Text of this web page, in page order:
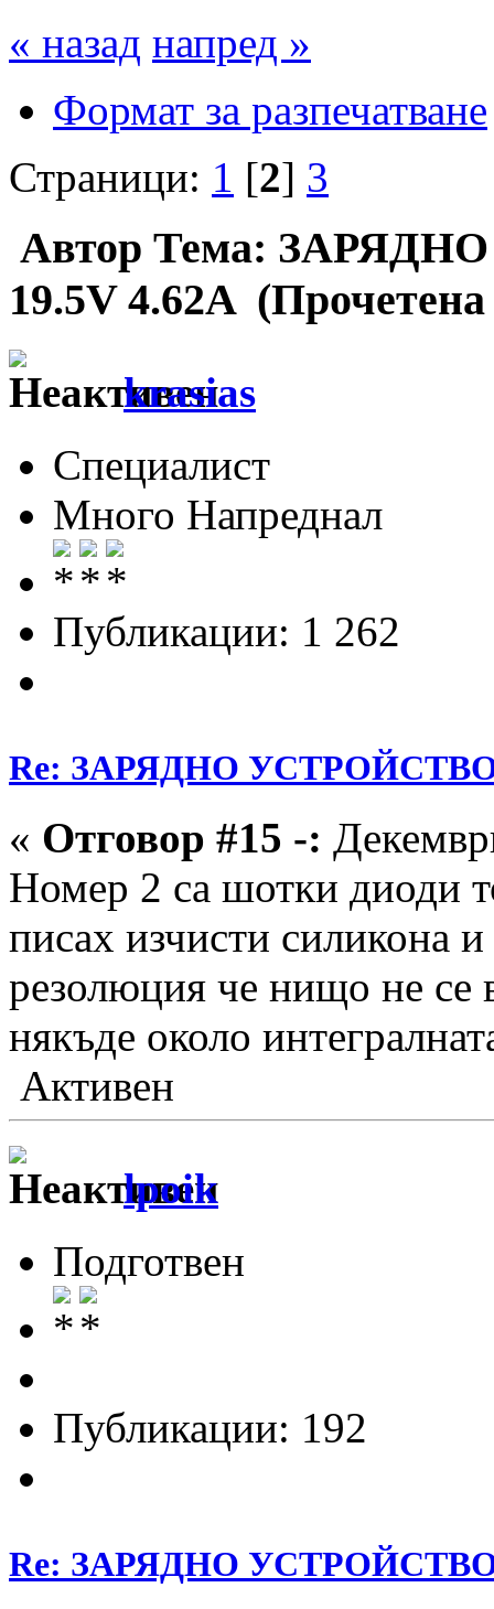
« назад напред »
Формат за разпечатване
Страници: 1 [2] 3
Автор Тема:
19.5V 4.62A
krasias
Специалист
Много Напреднал
Публикации: 1 262
Re: ЗАРЯДНО УСТРОЙСТВО
« Отговор #15 -:
Номер 2 са шотки диоди
писах изчисти силикона
резолюция че нищо не се
някъде около
Активен
lpoik
Подготвен
Публикации: 192
Re: ЗАРЯДНО УСТРОЙСТВО